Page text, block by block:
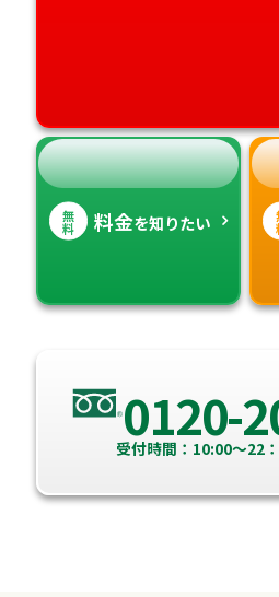
無
料 料金を知りたい
0120-
受付時間：10:00～22